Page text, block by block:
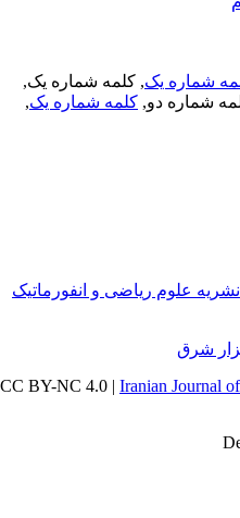
شماره یک, کلمه شماره یک,
شماره دو,کلمه شماره یک,
علوم ریاضی و انفورماتیک
شرق
Iranian Journal